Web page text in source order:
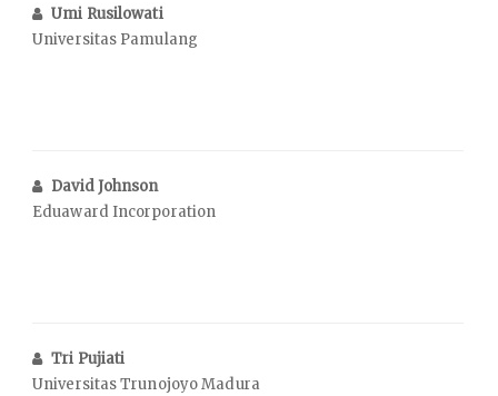
Umi Rusilowati
Universitas Pamulang
David Johnson
Eduaward Incorporation
Tri Pujiati
Universitas Trunojoyo Madura